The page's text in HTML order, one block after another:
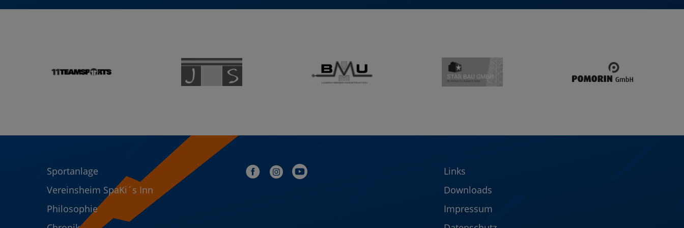
Sportanlage
Vereinsheim SpaKi´s Inn
Philosophie
Links
Downloads
Impressum